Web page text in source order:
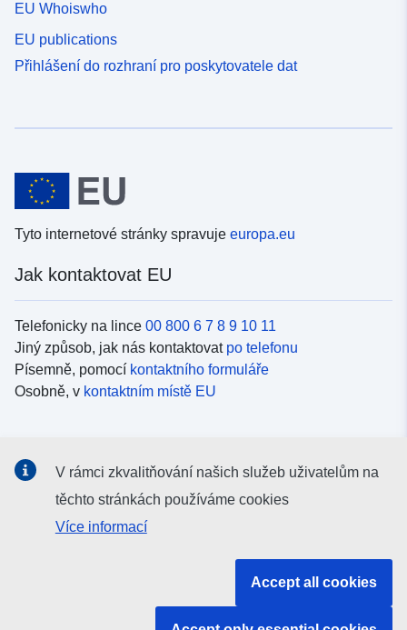
EU Whoiswho
EU publications
Přihlášení do rozhraní pro poskytovatele dat
Tyto internetové stránky spravuje europa.eu
Jak kontaktovat EU
Telefonicky na lince 00 800 6 7 8 9 10 11
Jiný způsob, jak nás kontaktovat po telefonu
Písemně, pomocí kontaktního formuláře
Osobně, v kontaktním místě EU
Vyhledávání informačních kanálů EU vsociálních médiích
V rámci zkvalitňování našich služeb uživatelům na
těchto stránkách používáme cookies
Více informací
Accept all cookies